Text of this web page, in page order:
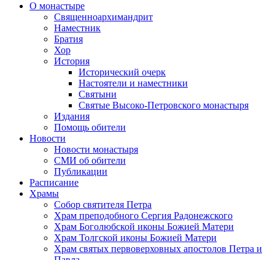
О монастыре
Священноархимандрит
Наместник
Братия
Хор
История
Исторический очерк
Настоятели и наместники
Святыни
Святые Высоко-Петровского монастыря
Издания
Помощь обители
Новости
Новости монастыря
СМИ об обители
Публикации
Расписание
Храмы
Собор святителя Петра
Храм преподобного Сергия Радонежского
Храм Боголюбской иконы Божией Матери
Храм Толгской иконы Божией Матери
Храм святых первоверховных апостолов Петра и